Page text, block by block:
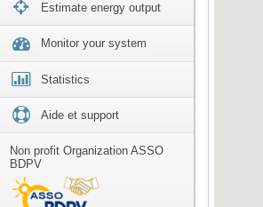
Estimate energy output
Monitor your system
Statistics
Aide et support
Non profit Organization ASSO
BDPV